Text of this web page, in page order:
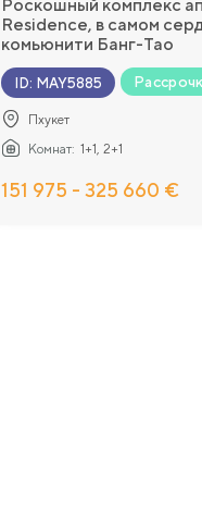
Роскошный комплекс
Residence, в самом
комьюнити Банг-Тао
ID: MAY5885
Пхукет
Комнат: 1+1, 2+1
151 975 - 325 660 €